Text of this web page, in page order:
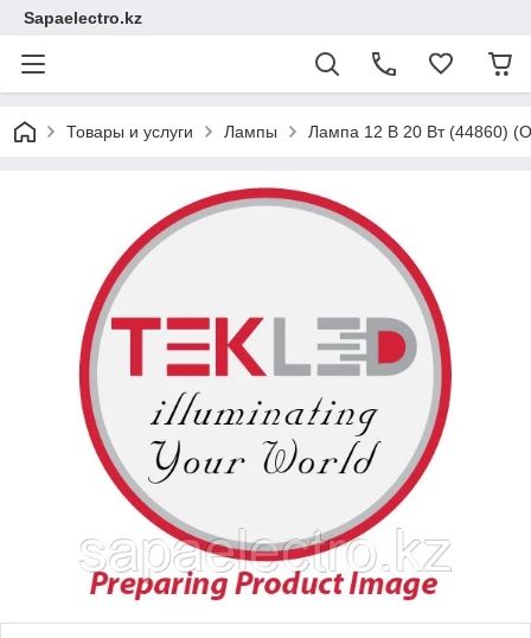
Sapaelectro.kz
Товары и услуги Лампы Лампа 12 В 20 Вт (44860)